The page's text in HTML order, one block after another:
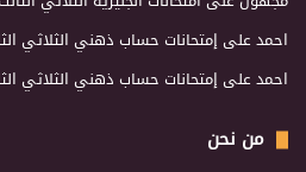
احمدعلى إمتحانات حساب ذهني الثلاثي
احمدعلى إمتحانات حساب ذهني الثلاثي
من نحن